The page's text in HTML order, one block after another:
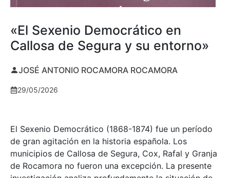
«El Sexenio Democrático en
Callosa de Segura y su entorno»
JOSÉ ANTONIO ROCAMORA ROCAMORA
29/05/2026
El Sexenio Democrático (1868-1874) fue un período
de gran agitación en la historia española. Los
municipios de Callosa de Segura, Cox, Rafal y Granja
de Rocamora no fueron una excepción. La presente